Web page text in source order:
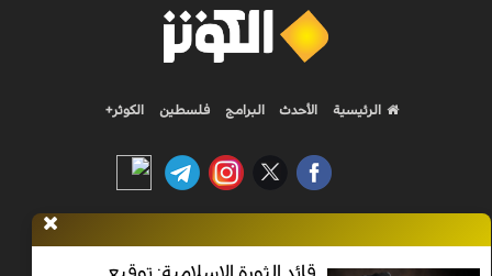
الرئيسية الأحدث البرامج فلسطين الكوثر+
Nilesat 11900 V | Badr 8 11747 V | Badr5 12284 V